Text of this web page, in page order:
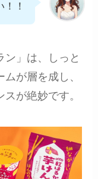
！
ン」は、しっと
が層を成し、
が絶妙です。